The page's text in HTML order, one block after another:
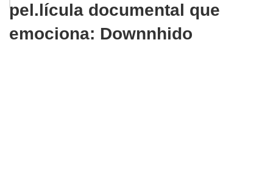
pel.lícula documental que
emociona: Downnhido